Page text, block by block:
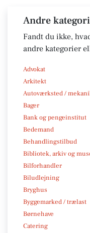
Andre
Fandt du ikke,
andre kategorier
Advokat
Arkitekt
Autoværksted /
Bager
Bank og pengeinstitut
Bedemand
Behandlingstilbud
Bibliotek, arkiv og
Bilforhandler
Biludlejning
Bryghus
Byggemarked / trælast
Børnehave
Catering